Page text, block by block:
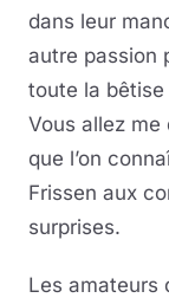
dans leur
autre passion
toute la
Vous allez
que l’on
Frissen aux
surprises.
Les amateurs